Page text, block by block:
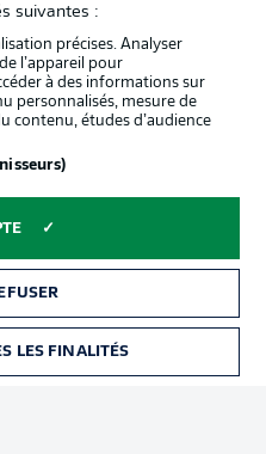
services
Gérer mes préférences
suivantes :
précises. Analyser
l’appareil pour
à des informations sur
personnalisés, mesure de
contenu, études d’audience
LES FINALITÉS